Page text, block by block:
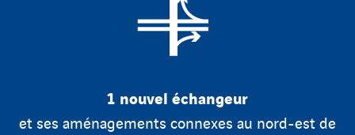
1 nouvel échangeur
et ses aménagements connexes au nord-est de